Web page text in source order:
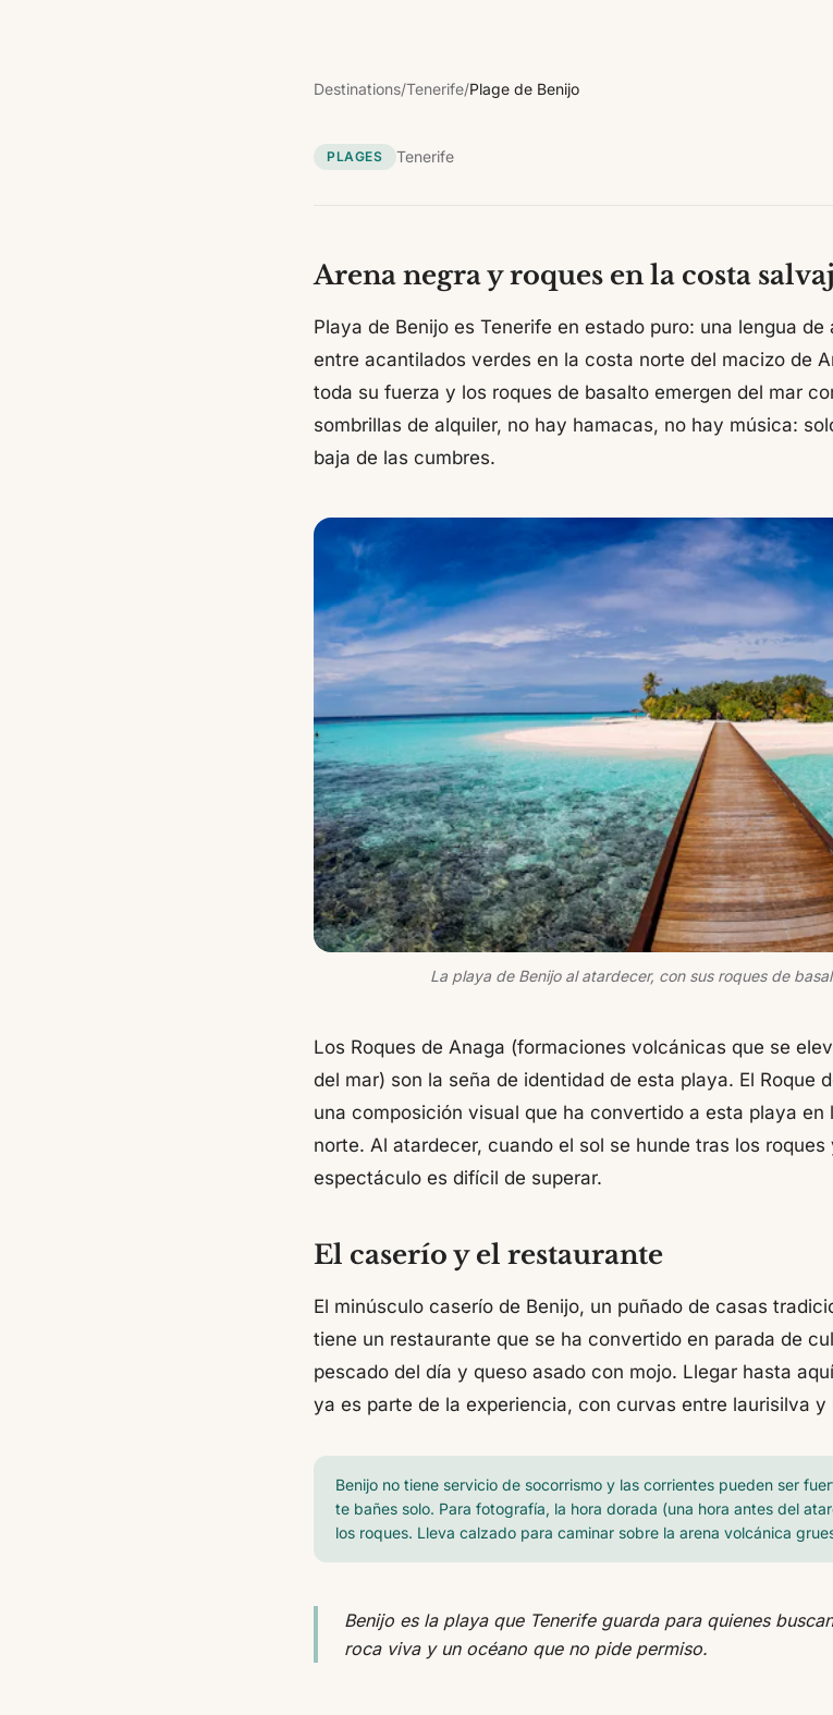
Destinations/Tenerife/Plage de Benijo
PLAGES Tenerife
Arena negra y roques en la costa
Playa de Benijo es Tenerife en estado puro: una lengua
entre acantilados verdes en la costa norte del macizo de
toda su fuerza y los roques de basalto emergen del mar
sombrillas de alquiler, no hay hamacas, no hay música:
baja de las cumbres.
La playa de Benijo al atardecer, con sus roques de
Los Roques de Anaga (formaciones volcánicas que se
del mar) son la seña de identidad de esta playa. El Roque
una composición visual que ha convertido a esta playa
norte. Al atardecer, cuando el sol se hunde tras los
espectáculo es difícil de superar.
El caserío y el restaurante
El minúsculo caserío de Benijo, un puñado de casas
tiene un restaurante que se ha convertido en parada de
pescado del día y queso asado con mojo. Llegar hasta
ya es parte de la experiencia, con curvas entre laurisilva
Benijo no tiene servicio de socorrismo y las corrientes pueden ser
te bañes solo. Para fotografía, la hora dorada (una hora antes del
los roques. Lleva calzado para caminar sobre la arena volcánica
Benijo es la playa que Tenerife guarda para quienes
roca viva y un océano que no pide permiso.